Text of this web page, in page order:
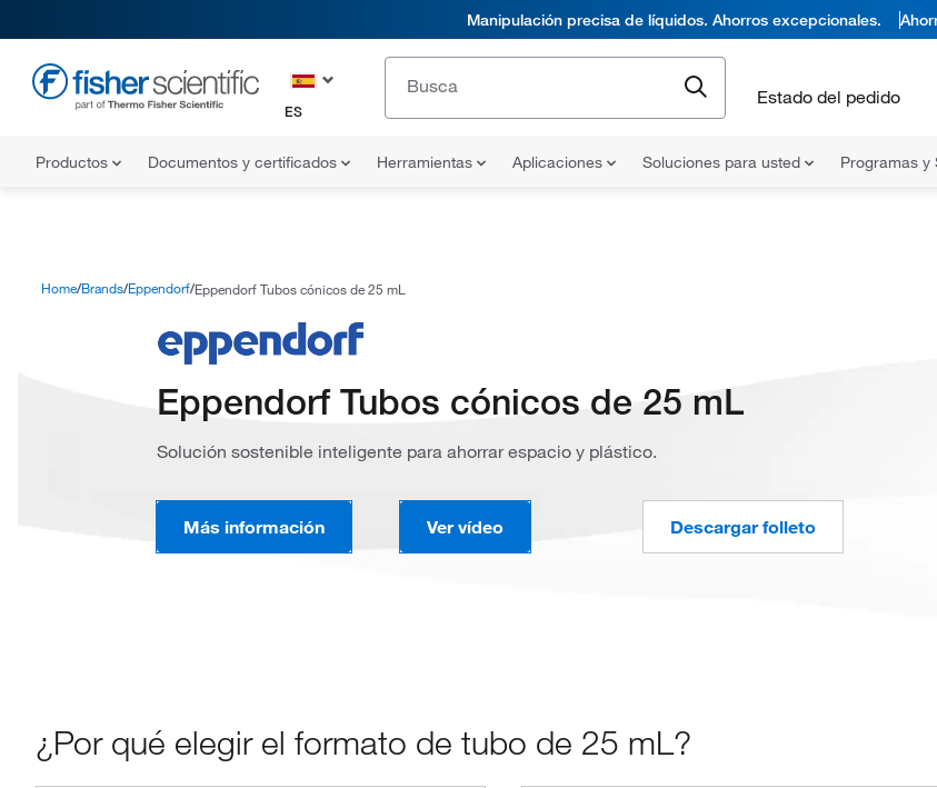
Manipulación precisa de líquidos. Ahorros excepcionales.
ES
Estado del pedido
Productos Documentos y certificados Herramientas Aplicaciones Soluciones para usted Programas y
Home Brands Eppendorf Eppendorf Tubos cónicos de 25 mL
Eppendorf Tubos cónicos de 25 mL
Solución sostenible inteligente para ahorrar espacio y plástico.
Más información Ver vídeo Descargar folleto
¿Por qué elegir el formato de tubo de 25 mL?